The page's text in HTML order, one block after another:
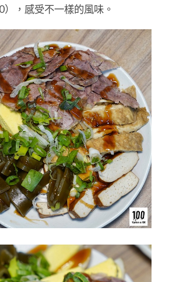
），感受不一樣的風味。